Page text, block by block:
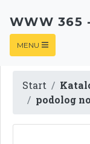
WWW 365
MENU
Start
podolog